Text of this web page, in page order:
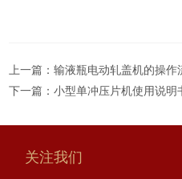
上一篇：输液瓶电动轧盖机的操作
下一篇：小型单冲压片机使用说明
关注我们